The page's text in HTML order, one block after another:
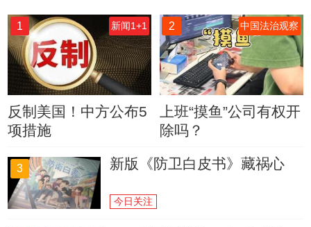
1 新闻1+1
反制美国！中方公布5
项措施
2 中国法治观察
上班“摸鱼”公司有权开
除吗？
3 新版《防卫白皮书》藏祸心
今日关注